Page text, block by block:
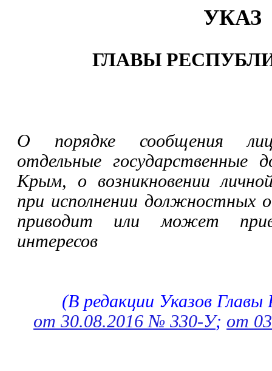
УКАЗ
ГЛАВЫ
О порядке сообщения
отдельные государственные
Крым, о возникновении
при исполнении должностных
приводит или может
интересов
(В редакции Указов
от 30.08.2016 № 330-У; от